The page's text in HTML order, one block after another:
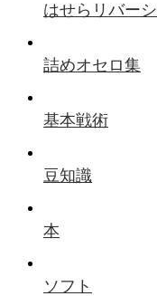
はせらリバーシ
詰めオセロ集
基本戦術
豆知識
本
ソフト